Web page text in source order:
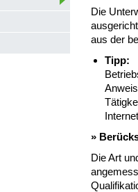
Die
aus der
Tipp:
»
Die Art